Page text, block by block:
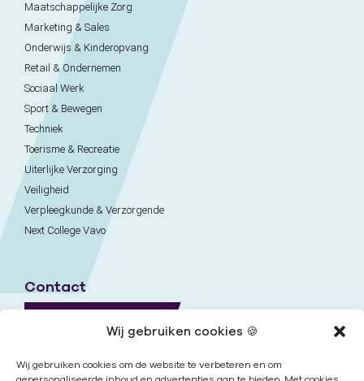
Wij gebruiken cookies 🍪
Wij gebruiken cookies om de website te verbeteren en om
Maatschappelijke Zorg
Marketing & Sales
Onderwijs & Kinderopvang
Retail & Ondernemen
Sociaal Werk
Sport & Bewegen
Techniek
Toerisme & Recreatie
Uiterlijke Verzorging
Veiligheid
Verpleegkunde & Verzorgende
Next College Vavo
Contact